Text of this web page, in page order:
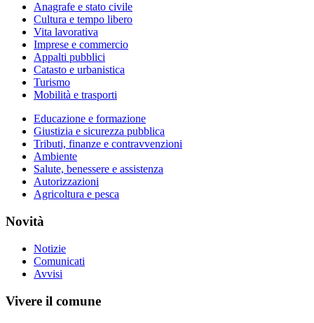
Anagrafe e stato civile
Cultura e tempo libero
Vita lavorativa
Imprese e commercio
Appalti pubblici
Catasto e urbanistica
Turismo
Mobilità e trasporti
Educazione e formazione
Giustizia e sicurezza pubblica
Tributi, finanze e contravvenzioni
Ambiente
Salute, benessere e assistenza
Autorizzazioni
Agricoltura e pesca
Novità
Notizie
Comunicati
Avvisi
Vivere il comune